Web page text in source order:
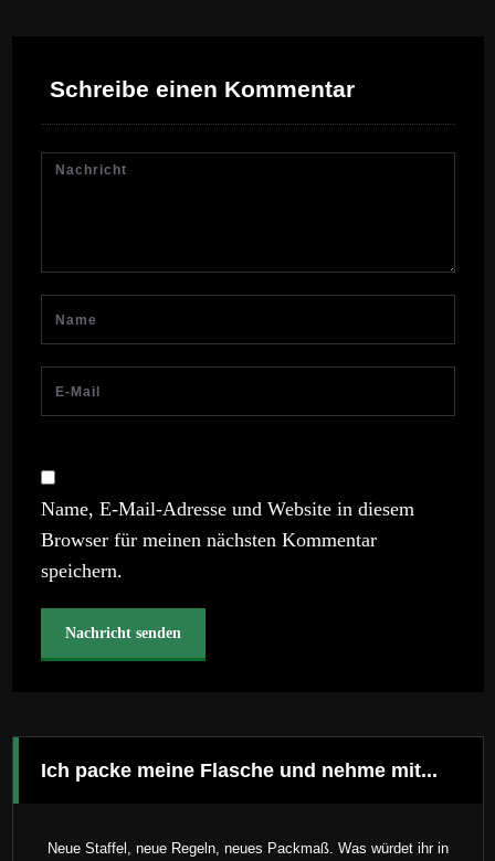
Schreibe einen Kommentar
Name, E-Mail-Adresse und Website in diesem
Browser für meinen nächsten Kommentar
speichern.
Ich packe meine Flasche und nehme mit...
Neue Staffel, neue Regeln, neues Packmaß. Was würdet ihr in